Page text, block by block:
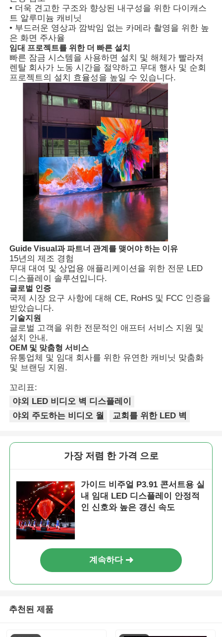
VR 쇼
회사 소개
공장 견학
품질 관리
문의하기
견적 요청
LED 비디오 월 디스플레이
LED 디스플레이 화면
연주회는 스크린을 이끌었습니다
스테이지 LED 화면 임대
COB LED 비디오 월
야외 LED 디스플레이 보드
옥외 지도된 ​​게시판
• 더욱 견고한 구조와 향상된 내구성을 위한 다이캐스
트 알루미늄 캐비닛
• 부드러운 영상과 깜박임 없는 카메라 촬영을 위한 높
은 화면 주사율
임대 프로젝트를 위한 더 빠른 설치
빠른 잠금 시스템을 사용하면 설치 및 해체가 빨라져
렌탈 회사가 노동 시간을 절약하고 무대 행사 및 순회
프로젝트의 설치 효율성을 높일 수 있습니다.
Guide Visual과 파트너 관계를 맺어야 하는 이유
15년의 제조 경험
무대 대여 및 상업용 애플리케이션을 위한 전문 LED
디스플레이 솔루션입니다.
글로벌 인증
국제 시장 요구 사항에 대해 CE, RoHS 및 FCC 인증을
받았습니다.
기술지원
글로벌 고객을 위한 전문적인 애프터 서비스 지원 및
설치 안내.
OEM 및 맞춤형 서비스
유통업체 및 임대 회사를 위한 유연한 캐비닛 맞춤화
및 브랜딩 지원.
꼬리표:
야외 LED 비디오 벽 디스플레이
야외 주도하는 비디오 월
교회를 위한 LED 벽
가장 저렴 한 가격 으로
가이드 비주얼 P3.91 콘서트용 실
내 임대 LED 디스플레이 안정적
인 신호와 높은 갱신 속도
계속하다
추천된 제품